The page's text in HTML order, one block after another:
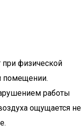
при физической
помещении.
работы
ощущается не